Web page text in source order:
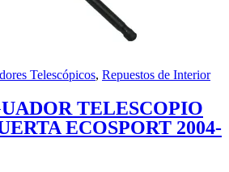
Telescópicos, Repuestos de Interior
TELESCOPIO
ECOSPORT 2004-